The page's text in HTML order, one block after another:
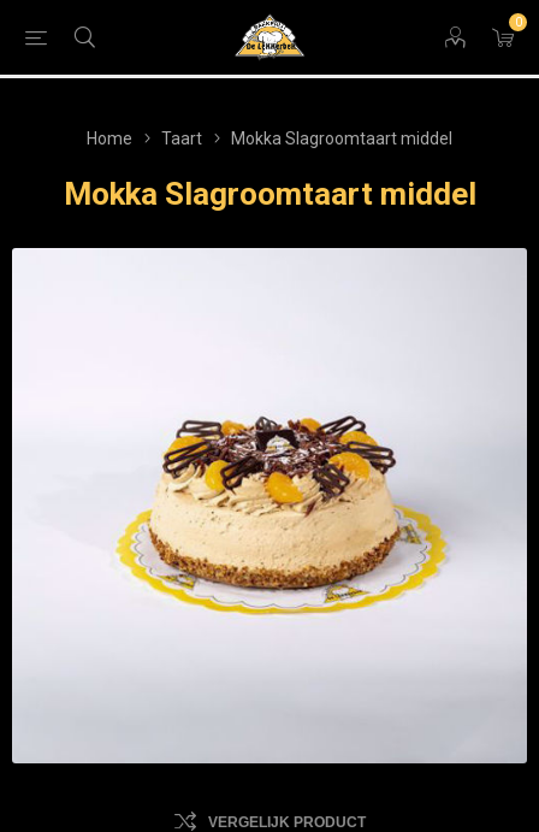
0
Home Taart Mokka Slagroomtaart middel
Mokka Slagroomtaart middel
VERGELIJK PRODUCT